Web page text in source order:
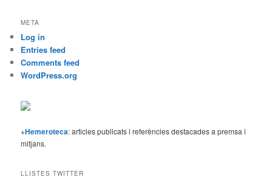
META
Log in
Entries feed
Comments feed
WordPress.org
+Hemeroteca: articles publicats i referències destacades a premsa i
mitjans.
LLISTES TWITTER